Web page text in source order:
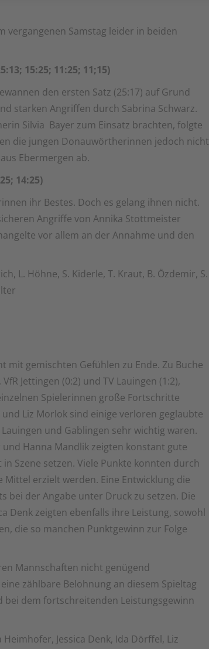
vergangenen Samstag leider in beiden
15:25; 11:25; 11;15)
den ersten Satz (25:17) auf Grund
starken Angriffen durch Sabrina Schwarz.
Silvia Bayer zum Einsatz brachten, folgte
die jungen Donauwörtherinnen jedoch nicht
Ebermergen ab.
14:25)
ihr Bestes. Doch es gelang ihnen nicht.
Angriffe von Annika Stottmeister
vor allem an der Annahme und den
L. Höhne, S. Kiderle, T. Kraut, B. Özdemir, S.
mit gemischten Gefühlen zu Ende. Zu Buche
Jettingen (0:2) und TV Lauingen (1:2),
Spielerinnen große Fortschritte
Liz Morlok sind einige verloren geglaubte
und Gablingen sehr wichtig waren.
Hanna Mandlik zeigten konstant gute
Szene setzen. Viele Punkte konnten durch
erzielt werden. Eine Entwicklung die
bei der Angabe unter Druck zu setzen. Die
Denk zeigten ebenfalls ihre Leistung, sowohl
die so manchen Punktgewinn zur Folge
Mannschaften nicht genügend
zählbare Belohnung an diesem Spieltag
bei dem fortschreitenden Leistungsgewinn
Heimhofer, Jessica Denk, Ida Dörffel, Liz